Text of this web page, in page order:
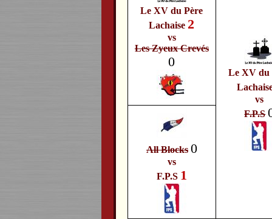
Le XV du Père
Lachaise 2
vs
Les Zyeux Crevés
0
Le XV du
vs
F.P.S
All Blocks 0
vs
F.P.S 1